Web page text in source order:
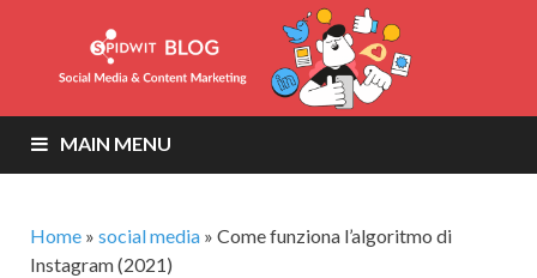
MAIN MENU
Home » social media » Come funziona l’algoritmo di
Instagram (2021)